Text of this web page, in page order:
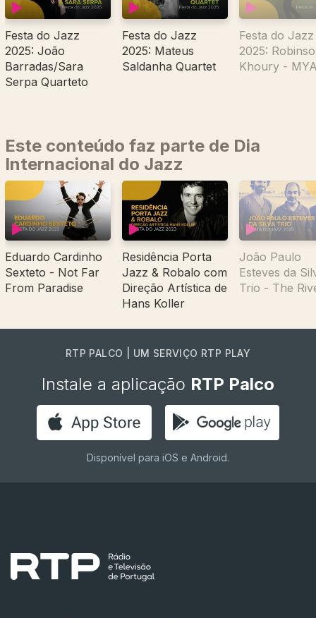
Festa do Jazz
2025: João
Barradas/Sara
Serpa Quarteto
Festa do Jazz
2025: Mateus
Saldanha Quartet
Festa do Jazz
2025:
Khoury -
Este conteúdo faz parte de Dia
Internacional do Jazz
Eduardo Cardinho
Sexteto - Not Far
From Paradise
Residência Porta
Jazz & Robalo com
Direção Artística de
Hans Koller
João Paulo
Esteves da
Trio - The
RTP PALCO | UM SERVIÇO RTP PLAY
Instale a aplicação RTP Palco
Disponível para iOS e Android.